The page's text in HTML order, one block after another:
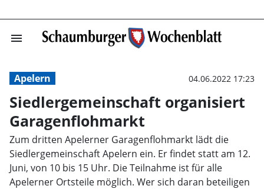
menu
Apelern 04.06.2022 17:23
Siedlergemeinschaft organisiert
Garagenflohmarkt
Zum dritten Apelerner Garagenflohmarkt lädt die
Siedlergemeinschaft Apelern ein. Er findet statt am 12.
Juni, von 10 bis 15 Uhr. Die Teilnahme ist für alle
Apelerner Ortsteile möglich. Wer sich daran beteiligen